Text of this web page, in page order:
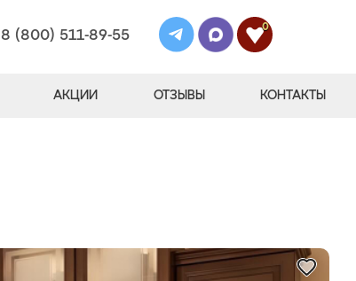
8 (800) 511-89-55
0
АКЦИИ ОТЗЫВЫ КОНТАКТЫ